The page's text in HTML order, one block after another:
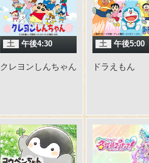
土 午後4:30
クレヨンしんちゃん
土 午後5:00
ドラえもん